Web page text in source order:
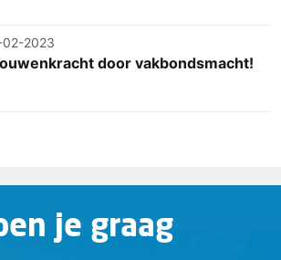
02-2023
door vakbondsmacht!
je graag